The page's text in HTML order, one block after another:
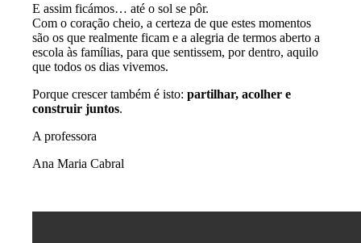
E assim ficámos… até o sol se pôr.
Com o coração cheio, a certeza de que estes momentos
são os que realmente ficam e a alegria de termos aberto a
escola às famílias, para que sentissem, por dentro, aquilo
que todos os dias vivemos.
Porque crescer também é isto: partilhar, acolher e
construir juntos.
A professora
Ana Maria Cabral